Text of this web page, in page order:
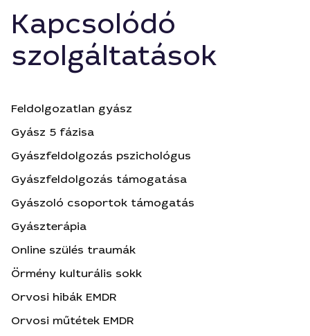
Kapcsolódó
szolgáltatások
Feldolgozatlan gyász
Gyász 5 fázisa
Gyászfeldolgozás pszichológus
Gyászfeldolgozás támogatása
Gyászoló csoportok támogatás
Gyászterápia
Online szülés traumák
Örmény kulturális sokk
Orvosi hibák EMDR
Orvosi műtétek EMDR